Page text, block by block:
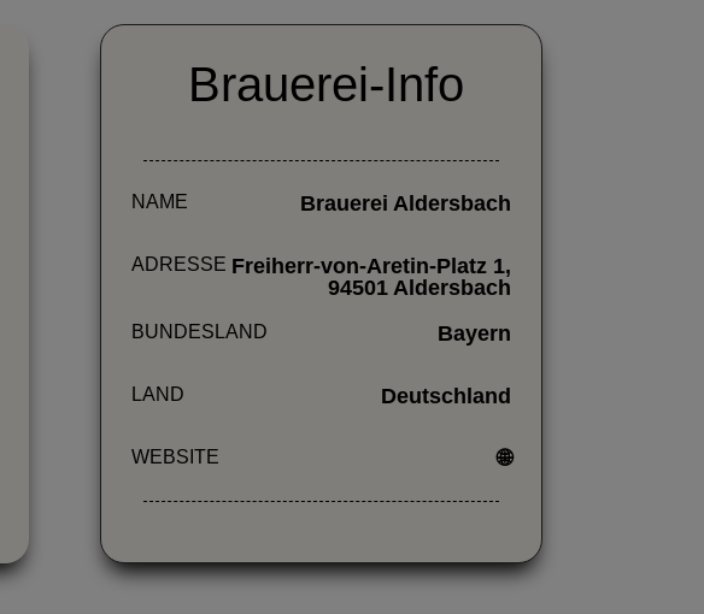
Brauerei-Info
NAME Brauerei Aldersbach
ADRESSE Freiherr-von-Aretin-Platz 1,
94501 Aldersbach
BUNDESLAND Bayern
LAND Deutschland
WEBSITE 🌐